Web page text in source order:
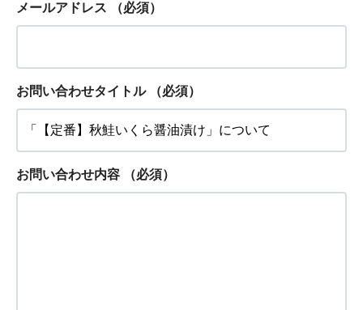
メールアドレス （必須）
お問い合わせタイトル （必須）
お問い合わせ内容 （必須）